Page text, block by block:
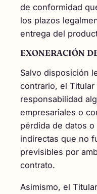
de conformidad
los plazos
entrega del
EXONERACIÓN
Salvo disposición
contrario, el Titular
responsabilidad
empresariales o
pérdida de datos
indirectas que no
previsibles por
contrato.
Asimismo, el